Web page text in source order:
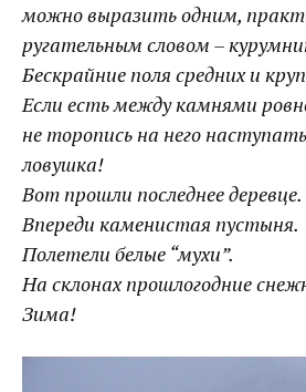
можно выразить одним,
ругательным словом –
Бескрайние поля средних и
Если есть между камнями
не торопись на него
ловушка!
Вот прошли последнее деревце.
Впереди каменистая пустыня.
Полетели белые “мухи”.
На склонах прошлогодние
Зима!